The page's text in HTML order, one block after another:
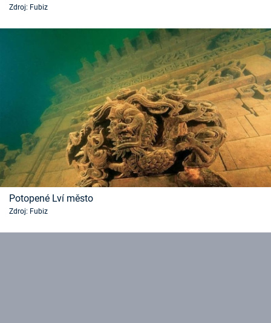
Časopis
Přihlášení
Sledujte nás
Zdroj: Fubiz
Potopené Lví město
Zdroj: Fubiz